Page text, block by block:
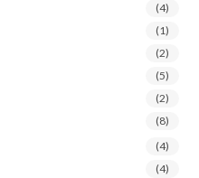
(4)
(1)
(2)
(5)
(2)
(8)
(4)
(4)